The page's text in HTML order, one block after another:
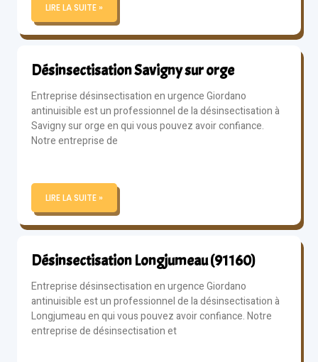
LIRE LA SUITE »
Désinsectisation Savigny sur orge
Entreprise désinsectisation en urgence Giordano
antinuisible est un professionnel de la désinsectisation à
Savigny sur orge en qui vous pouvez avoir confiance.
Notre entreprise de
LIRE LA SUITE »
Désinsectisation Longjumeau (91160)
Entreprise désinsectisation en urgence Giordano
antinuisible est un professionnel de la désinsectisation à
Longjumeau en qui vous pouvez avoir confiance. Notre
entreprise de désinsectisation et